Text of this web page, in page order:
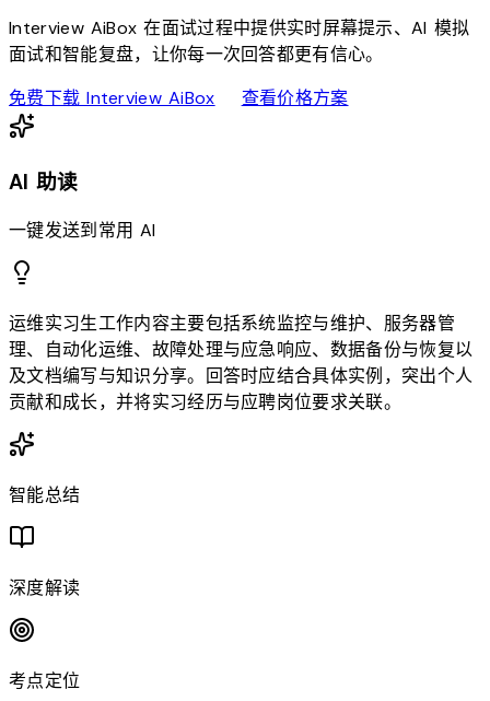
Interview AiBox 在面试过程中提供实时屏幕提示、AI 模拟
面试和智能复盘，让你每一次回答都更有信心。
免费下载 Interview AiBoxdownload查看价格方案sell
AI 助读
一键发送到常用 AI
运维实习生工作内容主要包括系统监控与维护、服务器管
理、自动化运维、故障处理与应急响应、数据备份与恢复以
及文档编写与知识分享。回答时应结合具体实例，突出个人
贡献和成长，并将实习经历与应聘岗位要求关联。
智能总结
深度解读
考点定位